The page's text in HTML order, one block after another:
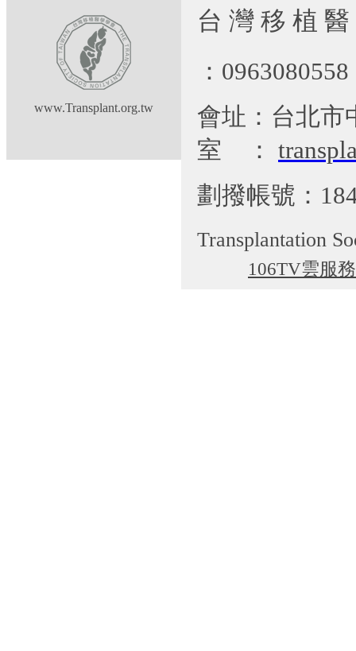
www.Transplant.org.tw
台 灣 移 植
：
會址：台北市
室
：
劃撥帳號：
Transplantation
106TV雲服務